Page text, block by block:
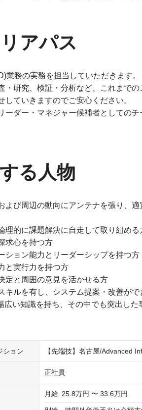
アパス
業務の実務を担当していただきます。
・研究、検証・分析など、これまで
していきますのでご安心ください。
ーダー・マネジャー候補者としての
る人物
よび周辺の動向にアンテナを張り、
理的に課題解決に自走して取り組める
求心を持つ方
ション能力とリーダーシップを持つ方
と実行力を持つ方
定と周囲の意見を活かせる方
キルを有し、システム提案・改善がで
広い知識を持ち、その中でも突出し
ション 【先端技】名古屋/Advanced
正社員
月給 25.8万円 〜 33.6万円